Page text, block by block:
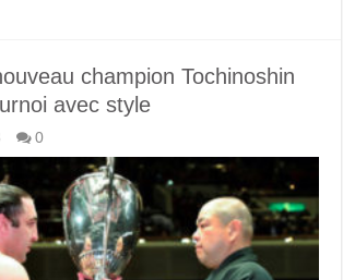
champion Tochinoshin
avec style
0